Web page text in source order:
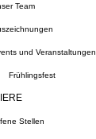
Team
und Veranstaltungen
Frühlingsfest
Stellen